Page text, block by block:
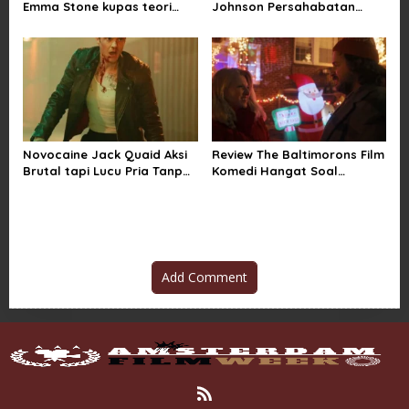
Emma Stone kupas teori
Johnson Persahabatan
Novocaine Jack Quaid Aksi
Brutal tapi Lucu Pria Tanpa
Review The Baltimorons Film
Komedi Hangat Soal
Add Comment